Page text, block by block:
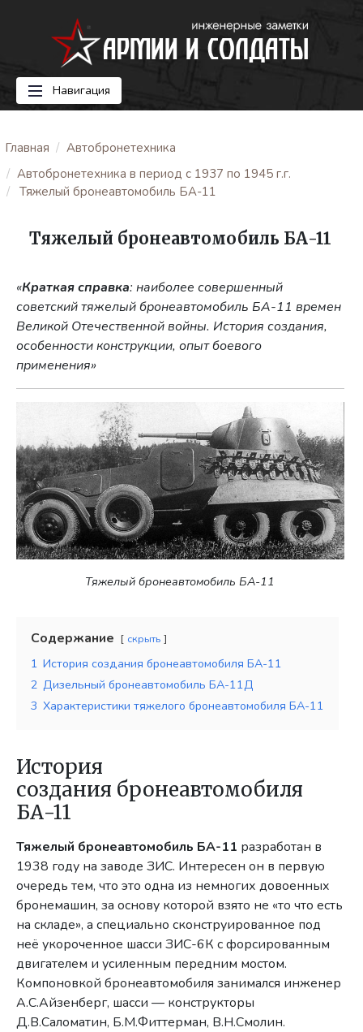
Навигация
Главная
Автобронетехника
Автобронетехника в период с 1937 по 1945 г.г.
Тяжелый бронеавтомобиль БА-11
Тяжелый бронеавтомобиль БА-11
«Краткая справка: наиболее совершенный
советский тяжелый бронеавтомобиль БА-11 времен
Великой Отечественной войны. История создания,
особенности конструкции, опыт боевого
применения»
Тяжелый бронеавтомобиль БА-11
Содержание скрыть
1 История создания бронеавтомобиля БА-11
2 Дизельный бронеавтомобиль БА-11Д
3 Характеристики тяжелого бронеавтомобиля БА-11
История
создания бронеавтомобиля
БА-11
Тяжелый бронеавтомобиль БА-11 разработан в
1938 году на заводе ЗИС. Интересен он в первую
очередь тем, что это одна из немногих довоенных
бронемашин, за основу которой взято не «то что есть
на складе», а специально сконструированное под
неё укороченное шасси ЗИС-6К с форсированным
двигателем и усиленным передним мостом.
Компоновкой бронеавтомобиля занимался инженер
А.С.Айзенберг, шасси — конструкторы
Д.В.Саломатин, Б.М.Фиттерман, В.Н.Смолин.